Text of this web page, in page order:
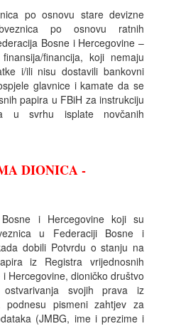
po osnovu stare devizne
po osnovu ratnih
Bosne i Hercegovine –
financija, koji nemaju
i/ili nisu dostavili bankovni
glavnice i kamate da se
papira u FBiH za instrukciju
u svrhu isplate novčanih
DIONICA -
i Hercegovine koji su
u Federaciji Bosne i
dobili Potvrdu o stanju na
iz Registra vrijednosnih
Hercegovine, dioničko društvo
svojih prava iz
podnesu pismeni zahtjev za
(JMBG, ime i prezime i